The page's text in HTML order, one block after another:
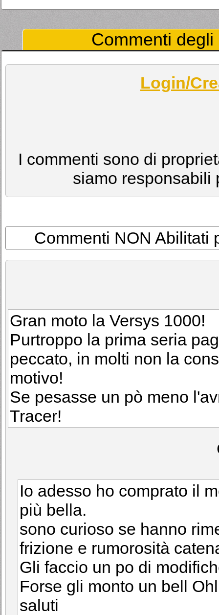
Commenti
Login/
I commenti sono di
siamo responsabili
Commenti NON Abilitati
Gran moto la Versys 1000!
Purtroppo la prima seria
peccato, in molti non la
motivo!
Se pesasse un pò meno
Tracer!
Io adesso ho comprato il
più bella.
sono curioso se hanno
frizione e rumorosità
Gli faccio un po di
Forse gli monto un bell
saluti